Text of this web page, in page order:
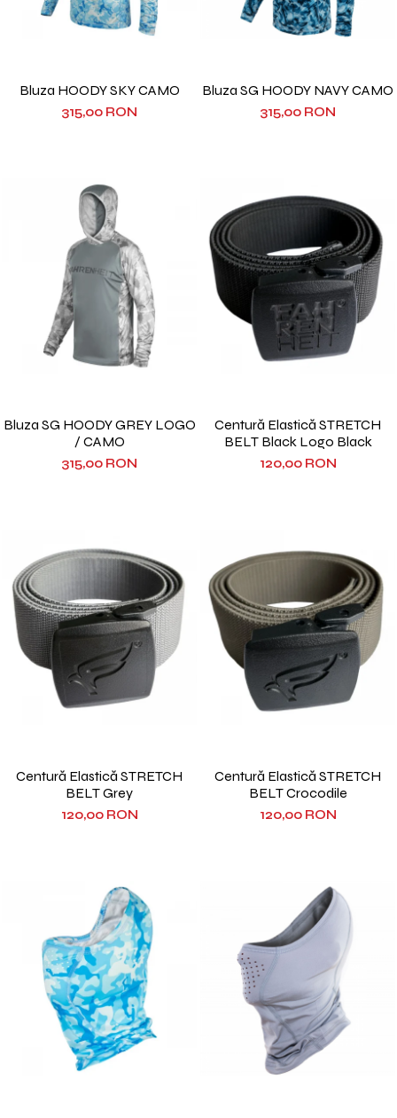
Bluza HOODY SKY CAMO
315,00 RON
Bluza SG HOODY NAVY CAMO
315,00 RON
Bluza SG HOODY GREY LOGO
/ CAMO
315,00 RON
Centură Elastică STRETCH
BELT Black Logo Black
120,00 RON
Centură Elastică STRETCH
BELT Grey
120,00 RON
Centură Elastică STRETCH
BELT Crocodile
120,00 RON